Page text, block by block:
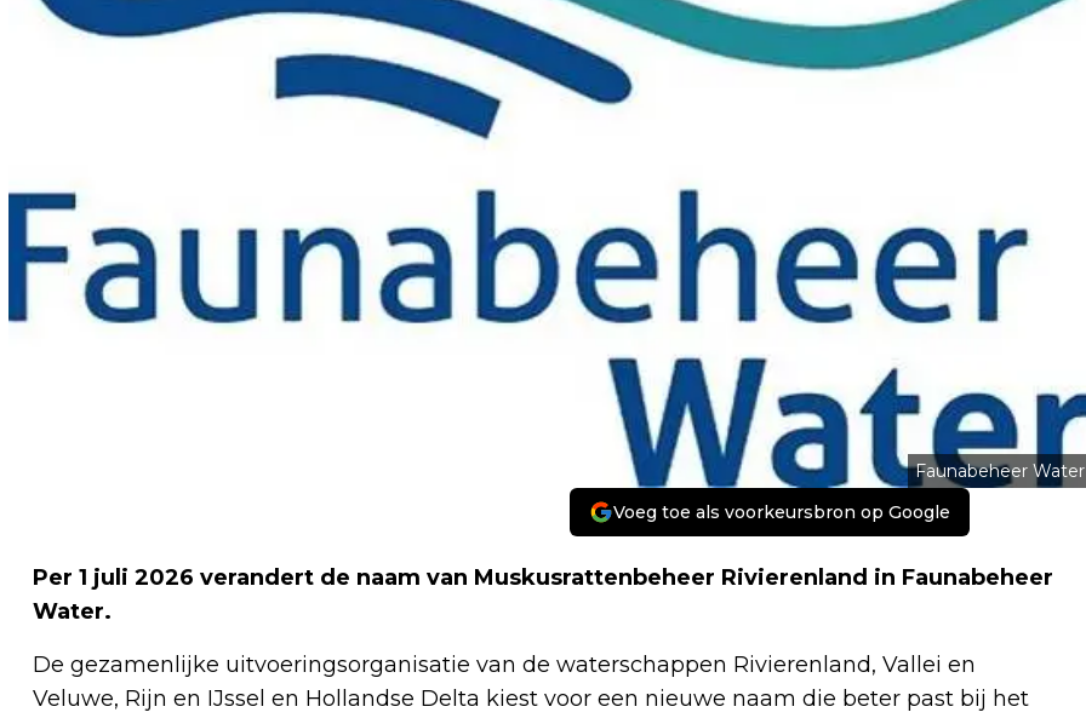
Faunabeheer Water
Voeg toe als voorkeursbron op Google
Per 1 juli 2026 verandert de naam van Muskusrattenbeheer Rivierenland in Faunabeheer
Water.
De gezamenlijke uitvoeringsorganisatie van de waterschappen Rivierenland, Vallei en
Veluwe, Rijn en IJssel en Hollandse Delta kiest voor een nieuwe naam die beter past bij het